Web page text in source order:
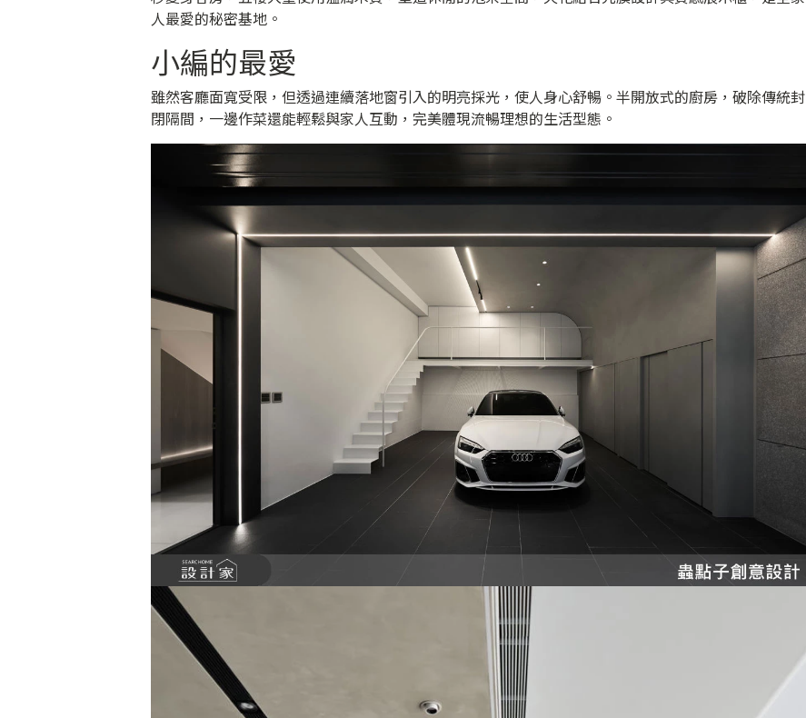
人最愛的秘密基地。
小編的最愛
雖然客廳面寬受限，但透過連續落地窗引入的明亮採光，使人身心舒暢。半開放式的廚房，破除傳統封
閉隔間，一邊作菜還能輕鬆與家人互動，完美體現流暢理想的生活型態。